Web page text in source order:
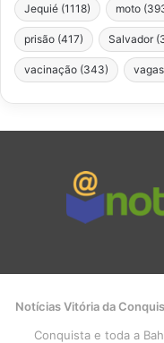
Jequié (1118) moto
prisão (417) Salvador
vacinação (343) vagas
Notícias Vitória da
Conquista e toda a